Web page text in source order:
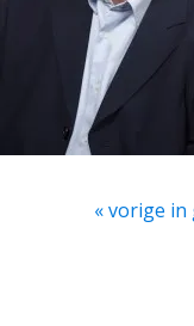
« vorige in